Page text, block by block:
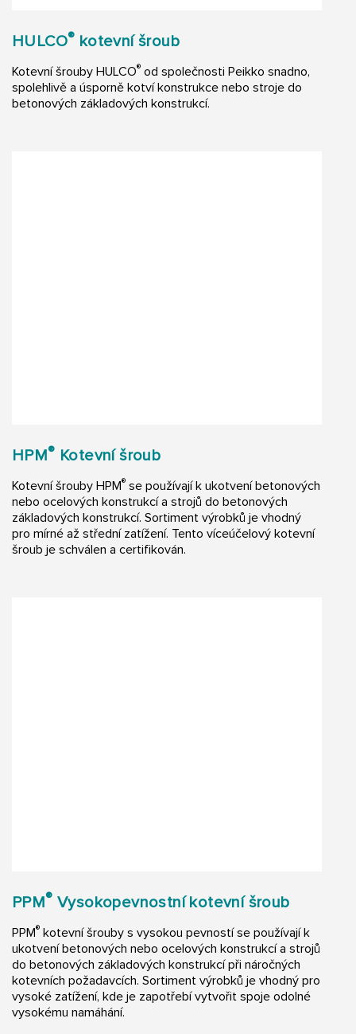
HULCO® kotevní šroub
Kotevní šrouby HULCO® od společnosti Peikko snadno,
spolehlivě a úsporně kotví konstrukce nebo stroje do
betonových základových konstrukcí.
HPM® Kotevní šroub
Kotevní šrouby HPM® se používají k ukotvení betonových
nebo ocelových konstrukcí a strojů do betonových
základových konstrukcí. Sortiment výrobků je vhodný
pro mírné až střední zatížení. Tento víceúčelový kotevní
šroub je schválen a certifikován.
PPM® Vysokopevnostní kotevní šroub
PPM® kotevní šrouby s vysokou pevností se používají k
ukotvení betonových nebo ocelových konstrukcí a strojů
do betonových základových konstrukcí při náročných
kotevních požadavcích. Sortiment výrobků je vhodný pro
vysoké zatížení, kde je zapotřebí vytvořit spoje odolné
vysokému namáhání.